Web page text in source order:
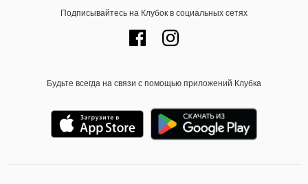
Подписывайтесь на Клубок в социальных сетях
Будьте всегда на связи с помощью приложений Клубка